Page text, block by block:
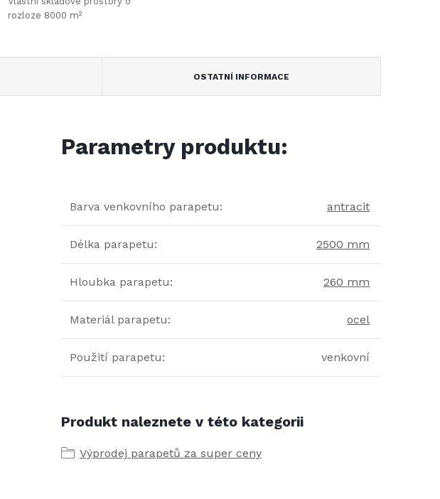
rozloze 8000 m²
OSTATNÍ INFORMACE
Parametry produktu:
Barva venkovního parapetu: antracit
Délka parapetu: 2500 mm
Hloubka parapetu: 260 mm
Materiál parapetu: ocel
Použití parapetu: venkovní
Produkt naleznete v této kategorii
Výprodej parapetů za super ceny